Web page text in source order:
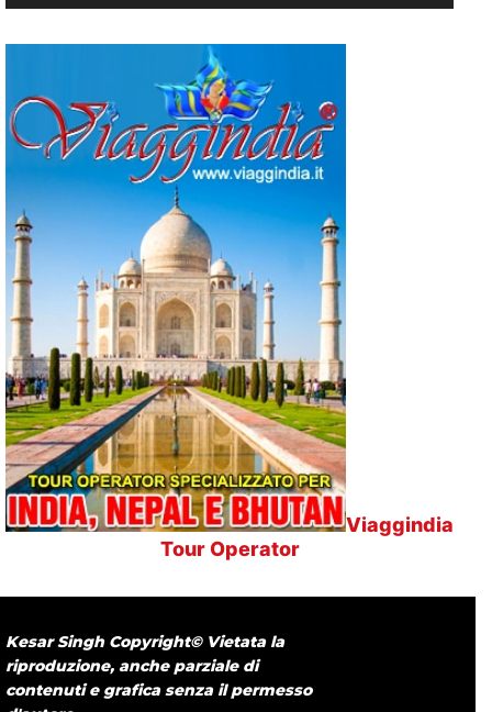
Viaggindia
Tour Operator
Kesar Singh Copyright© Vietata la
riproduzione, anche parziale di
contenuti e grafica senza il permesso